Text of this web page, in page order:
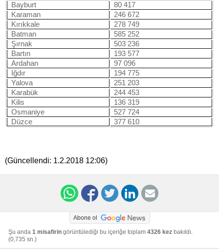
Bayburt
80 417
Karaman
246 672
Kırıkkale
278 749
Batman
585 252
Şırnak
503 236
Bartın
193 577
Ardahan
97 096
Iğdır
194 775
Yalova
251 203
Karabük
244 453
Kilis
136 319
Osmaniye
527 724
Düzce
377 610
(Güncellendi: 1.2.2018 12:06)
Abone ol
Şu anda 1 misafirin görüntülediği bu içeriğe toplam 4326 kez bakıldı.
(0,735 sn.)